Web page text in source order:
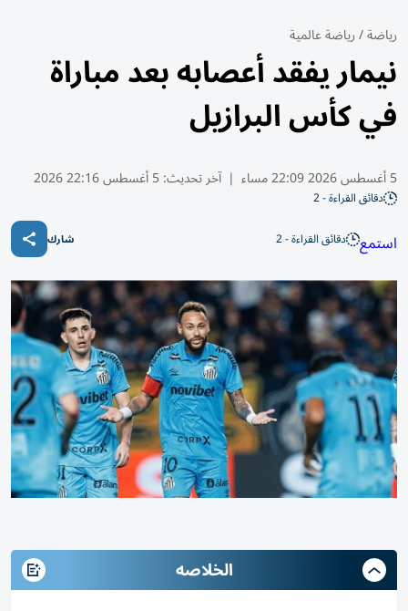
رياضة/رياضة عالمية
نيمار يفقد أعصابه بعد مباراة
في كأس البرازيل
5 أغسطس 2026 22:09 مساء | آخر تحديث:5 أغسطس 22:16 2026
دقائق القراءة - 2
استمع دقائق القراءة - 2 شارك
الخلاصه